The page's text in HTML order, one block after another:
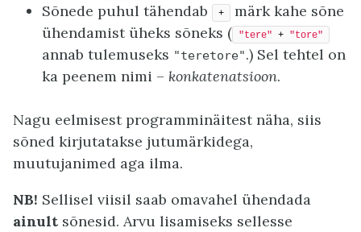
Sõnede puhul tähendab
+
märk kahe sõne
ühendamist üheks sõneks (
"tere" + "tore"
annab tulemuseks "teretore".) Sel tehtel on
ka peenem nimi – konkatenatsioon.
Nagu eelmisest programminäitest näha, siis
sõned kirjutatakse jutumärkidega,
muutujanimed aga ilma.
NB! Sellisel viisil saab omavahel ühendada
ainult sõnesid. Arvu lisamiseks sellesse